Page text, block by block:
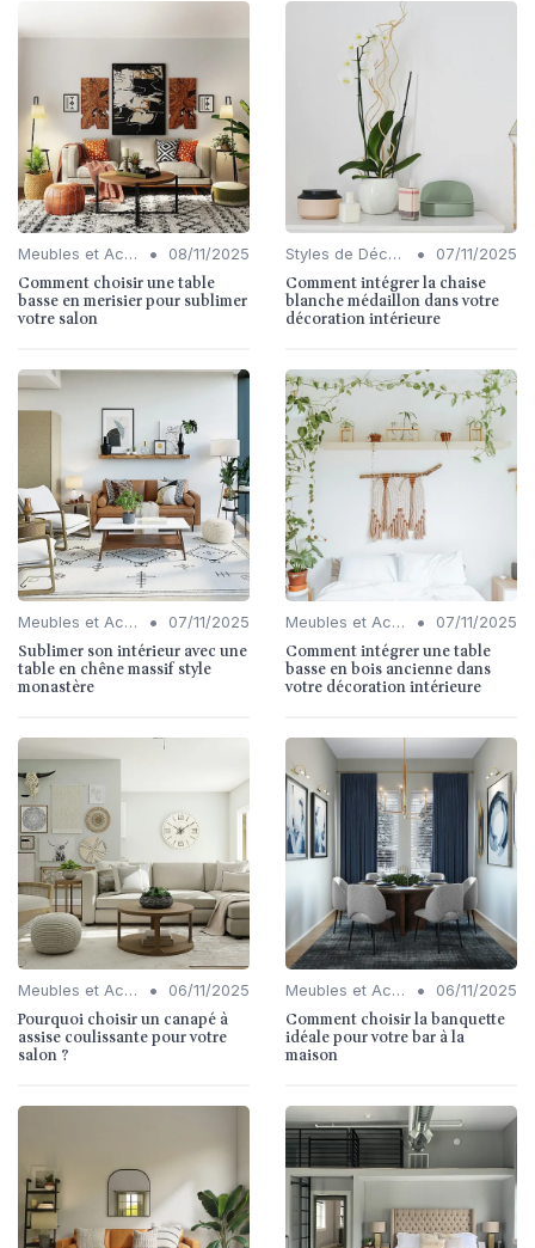
Meubles et Accessoires • 08/11/2025
Comment choisir une table
basse en merisier pour sublimer
votre salon
Styles de Décoration Intérieure • 07/11/2025
Comment intégrer la chaise
blanche médaillon dans votre
décoration intérieure
Meubles et Accessoires • 07/11/2025
Sublimer son intérieur avec une
table en chêne massif style
monastère
Meubles et Accessoires • 07/11/2025
Comment intégrer une table
basse en bois ancienne dans
votre décoration intérieure
Meubles et Accessoires • 06/11/2025
Pourquoi choisir un canapé à
assise coulissante pour votre
salon ?
Meubles et Accessoires • 06/11/2025
Comment choisir la banquette
idéale pour votre bar à la
maison